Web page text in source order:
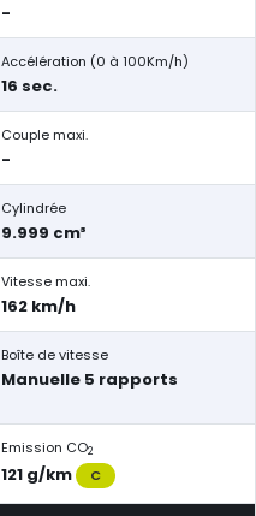
-
Accélération (0 à 100Km/h)
16 sec.
Couple maxi.
-
Cylindrée
9.999 cm³
Vitesse maxi.
162 km/h
Boîte de vitesse
Manuelle 5 rapports
Emission CO2
121 g/km C